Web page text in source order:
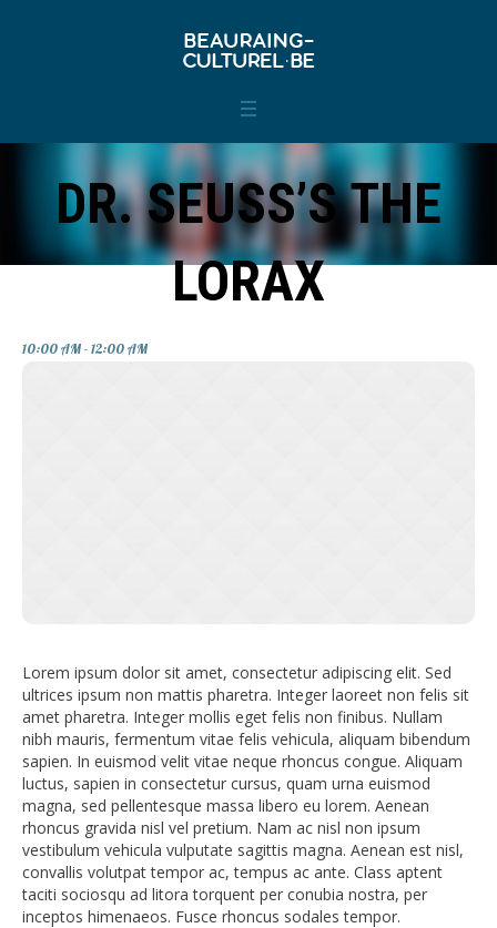
DR. SEUSS’S THE
LORAX
10:00 AM - 12:00 AM
Lorem ipsum dolor sit amet, consectetur adipiscing elit. Sed
ultrices ipsum non mattis pharetra. Integer laoreet non felis sit
amet pharetra. Integer mollis eget felis non finibus. Nullam
nibh mauris, fermentum vitae felis vehicula, aliquam bibendum
sapien. In euismod velit vitae neque rhoncus congue. Aliquam
luctus, sapien in consectetur cursus, quam urna euismod
magna, sed pellentesque massa libero eu lorem. Aenean
rhoncus gravida nisl vel pretium. Nam ac nisl non ipsum
vestibulum vehicula vulputate sagittis magna. Aenean est nisl,
convallis volutpat tempor ac, tempus ac ante. Class aptent
taciti sociosqu ad litora torquent per conubia nostra, per
inceptos himenaeos. Fusce rhoncus sodales tempor.